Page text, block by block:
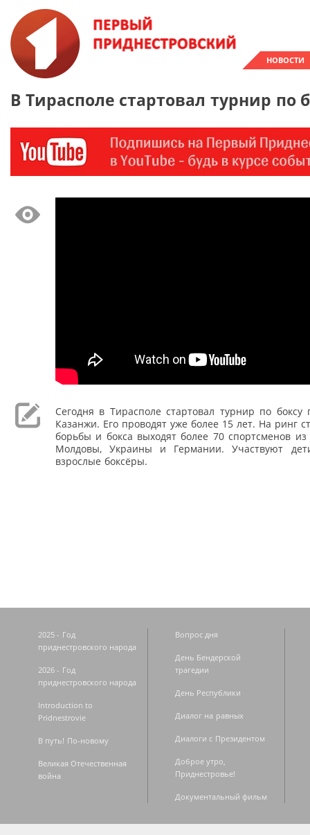
НОВОСТИ
В Тирасполе стартовал турнир
Сегодня в Тирасполе стартовал турнир по боксу
Казанжи. Его проводят уже более 15 лет. На ринг
борьбы и бокса выходят более 70 спортсменов из
Молдовы, Украины и Германии. Участвуют
взрослые боксёры.
2025 - Год
приднестровского народа
2026 - Год
приднестровского народа
Introduction to
Pridnestrovie
В путь! По-новому
Великая Отечественная
война
Вопрос дня
День Бендерской
трагедии
День Республики
Диалог на равных
Диалоги с Президентом
Доброе утро,
Приднестровье!
Документальный фильм